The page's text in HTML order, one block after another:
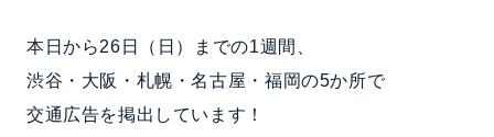
本日から26日（日）までの1週間、
渋谷・大阪・札幌・名古屋・福岡の5か所で
交通広告を掲出しています！